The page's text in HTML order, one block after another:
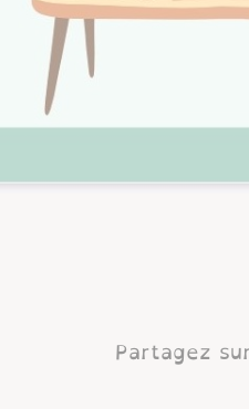
Partagez